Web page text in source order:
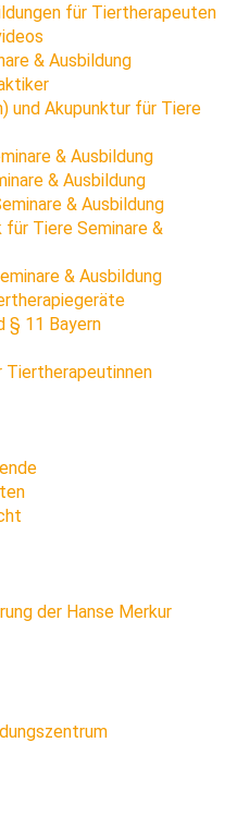
für Tiertherapeuten
& Ausbildung
und Akupunktur für Tiere
& Ausbildung
& Ausbildung
& Ausbildung
für Tiere Seminare &
& Ausbildung
§ 11 Bayern
Tiertherapeutinnen
der Hanse Merkur